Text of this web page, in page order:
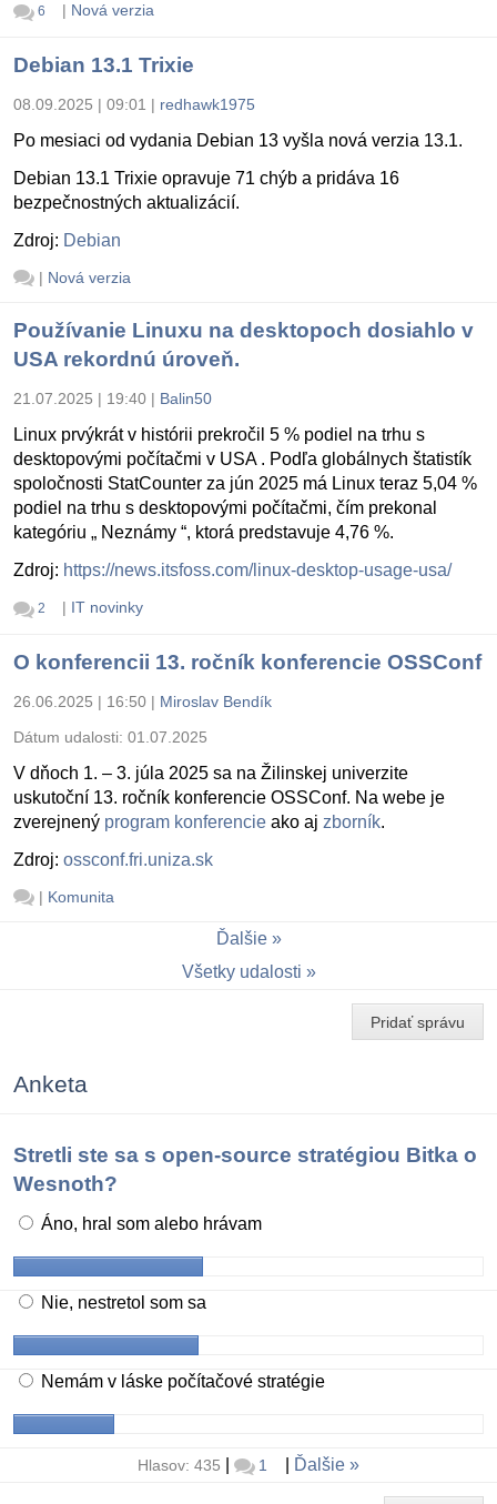
6 | Nová verzia
Debian 13.1 Trixie
08.09.2025 | 09:01 | redhawk1975
Po mesiaci od vydania Debian 13 vyšla nová verzia 13.1.
Debian 13.1 Trixie opravuje 71 chýb a pridáva 16
bezpečnostných aktualizácií.
Zdroj: Debian
| Nová verzia
Používanie Linuxu na desktopoch dosiahlo v
USA rekordnú úroveň.
21.07.2025 | 19:40 | Balin50
Linux prvýkrát v histórii prekročil 5 % podiel na trhu s
desktopovými počítačmi v USA . Podľa globálnych štatistík
spoločnosti StatCounter za jún 2025 má Linux teraz 5,04 %
podiel na trhu s desktopovými počítačmi, čím prekonal
kategóriu „ Neznámy “, ktorá predstavuje 4,76 %.
Zdroj: https://news.itsfoss.com/linux-desktop-usage-usa/
2 | IT novinky
O konferencii 13. ročník konferencie OSSConf
26.06.2025 | 16:50 | Miroslav Bendík
Dátum udalosti: 01.07.2025
V dňoch 1. – 3. júla 2025 sa na Žilinskej univerzite
uskutoční 13. ročník konferencie OSSConf. Na webe je
zverejnený program konferencie ako aj zborník.
Zdroj: ossconf.fri.uniza.sk
| Komunita
Ďalšie
Všetky udalosti
Pridať správu
Anketa
Stretli ste sa s open-source stratégiou Bitka o
Wesnoth?
Áno, hral som alebo hrávam
Nie, nestretol som sa
Nemám v láske počítačové stratégie
Hlasov: 435 1 Ďalšie